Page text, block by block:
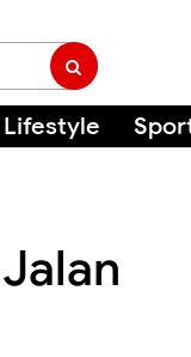
Lifestyle